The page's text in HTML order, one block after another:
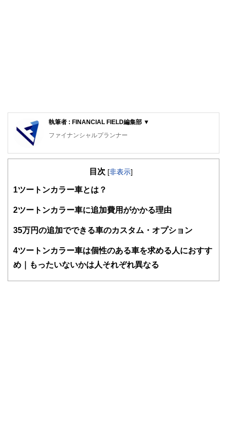
執筆者 : FINANCIAL FIELD編集部 ▼
ファイナンシャルプランナー
FinancialField編集部は、金融、経済に関する記事を、日々
知識がない方でも理解できるようわかりやすく発信していま
得者を中心に「お金や暮らし」に関する書籍・雑誌の編集経
験者で構成され、企画立案から記事掲載まですべての工程に
護士、税理士、宅地建物取引士、相続診断士、住宅ローンア
ドバイザー、DCプランナー、公認会計士、社会保険労務
士、行政書士、投資アナリスト、キャリアコンサルタントな
目次 [非表示]
1 ツートンカラー車とは？
2ツートンカラー車に追加費用がかかる理由
35万円の追加でできる車のカスタム・オプション
4ツートンカラー車は個性のある車を求める人におすす
め｜もったいないかは人それぞれ異なる